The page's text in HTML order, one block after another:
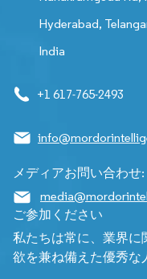
Hyderabad,
India
+1 617-765-2493
メディアお問い合わせ:
ご参加ください
私たちは常に、業界に
欲を兼ね備えた優秀な